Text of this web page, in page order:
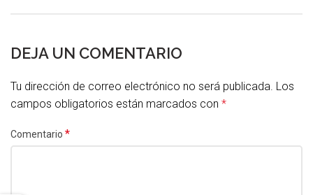
DEJA UN COMENTARIO
Tu dirección de correo electrónico no será publicada. Los
campos obligatorios están marcados con *
Comentario *